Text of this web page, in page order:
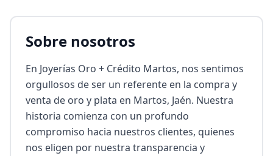
Sobre nosotros
En Joyerías Oro + Crédito Martos, nos sentimos
orgullosos de ser un referente en la compra y
venta de oro y plata en Martos, Jaén. Nuestra
historia comienza con un profundo
compromiso hacia nuestros clientes, quienes
nos eligen por nuestra transparencia y